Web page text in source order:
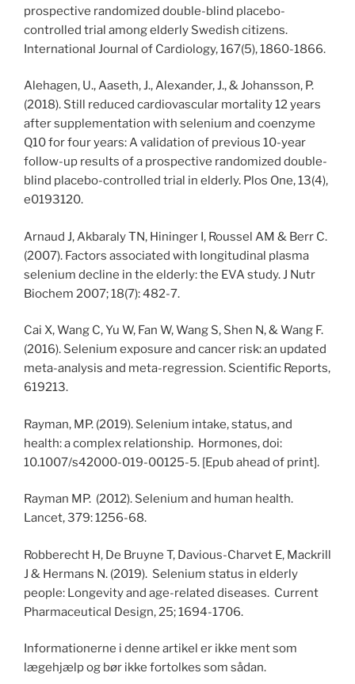
prospective randomized double-blind placebo-
controlled trial among elderly Swedish citizens.
International Journal of Cardiology, 167(5), 1860-1866.
Alehagen, U., Aaseth, J., Alexander, J., & Johansson, P.
(2018). Still reduced cardiovascular mortality 12 years
after supplementation with selenium and coenzyme
Q10 for four years: A validation of previous 10-year
follow-up results of a prospective randomized double-
blind placebo-controlled trial in elderly. Plos One, 13(4),
e0193120.
Arnaud J, Akbaraly TN, Hininger I, Roussel AM & Berr C.
(2007). Factors associated with longitudinal plasma
selenium decline in the elderly: the EVA study. J Nutr
Biochem 2007; 18(7): 482-7.
Cai X, Wang C, Yu W, Fan W, Wang S, Shen N, & Wang F.
(2016). Selenium exposure and cancer risk: an updated
meta-analysis and meta-regression. Scientific Reports,
619213.
Rayman, MP. (2019). Selenium intake, status, and
health: a complex relationship. Hormones, doi:
10.1007/s42000-019-00125-5. [Epub ahead of print].
Rayman MP. (2012). Selenium and human health.
Lancet, 379: 1256-68.
Robberecht H, De Bruyne T, Davious-Charvet E, Mackrill
J & Hermans N. (2019). Selenium status in elderly
people: Longevity and age-related diseases. Current
Pharmaceutical Design, 25; 1694-1706.
Informationerne i denne artikel er ikke ment som
lægehjælp og bør ikke fortolkes som sådan.